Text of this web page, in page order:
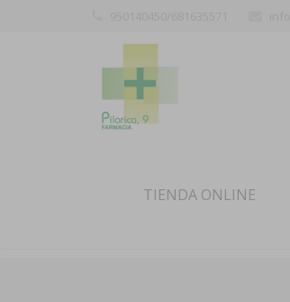
TIENDA ONLINE